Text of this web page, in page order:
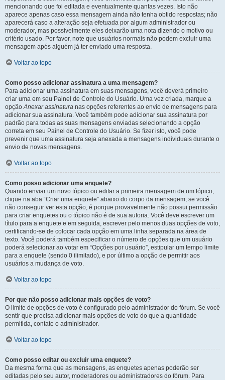
mencionando que foi editada e eventualmente quantas vezes. Isto não
aparece apenas caso essa mensagem ainda não tenha obtido respostas; não
aparecerá caso a alteração seja efetuada por algum administrador ou
moderador, mas possivelmente eles deixarão uma nota dizendo o motivo ou
critério usado. Por favor, note que usuários normais não podem excluir uma
mensagem após alguém já ter enviado uma resposta.
Voltar ao topo
Como posso adicionar assinatura a uma mensagem?
Para adicionar uma assinatura em suas mensagens, você deverá primeiro
criar uma em seu Painel de Controle do Usuário. Uma vez criada, marque a
opçãoAnexar assinatura nas opções referentes ao envio de mensagens para
adicionar sua assinatura. Você também pode adicionar sua assinatura por
padrão para todas as suas mensagens enviadas selecionando a opção
correta em seu Painel de Controle do Usuário. Se fizer isto, você pode
prevenir que uma assinatura seja anexada a mensagens individuais durante o
envio de novas mensagens.
Voltar ao topo
Como posso adicionar uma enquete?
Quando enviar um novo tópico ou editar a primeira mensagem de um tópico,
clique na aba “Criar uma enquete” abaixo do corpo da mensagem; se você
não conseguir ver esta opção, é porque provavelmente não possui permissão
para criar enquetes ou o tópico não é de sua autoria. Você deve escrever um
título para a enquete e em seguida, escrever pelo menos duas opções de voto,
certificando-se de colocar cada opção em uma linha separada na área de
texto. Você poderá também especificar o número de opções que um usuário
poderá selecionar ao votar em “Opções por usuário”, estipular um tempo limite
para a enquete (sendo 0 ilimitado), e por último a opção de permitir aos
usuários a mudança de voto.
Voltar ao topo
Por que não posso adicionar mais opções de voto?
O limite de opções de voto é configurado pelo administrador do fórum. Se você
sentir que precisa adicionar mais opções de voto do que a quantidade
permitida, contate o administrador.
Voltar ao topo
Como posso editar ou excluir uma enquete?
Da mesma forma que as mensagens, as enquetes apenas poderão ser
editadas pelo seu autor, moderadores ou administradores do fórum. Para